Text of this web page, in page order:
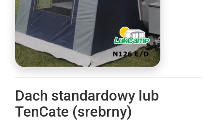
Dach standardowy lub
TenCate (srebrny)